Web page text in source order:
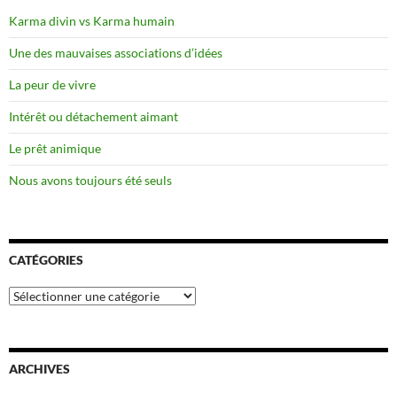
Karma divin vs Karma humain
Une des mauvaises associations d’idées
La peur de vivre
Intérêt ou détachement aimant
Le prêt animique
Nous avons toujours été seuls
CATÉGORIES
Catégories
ARCHIVES